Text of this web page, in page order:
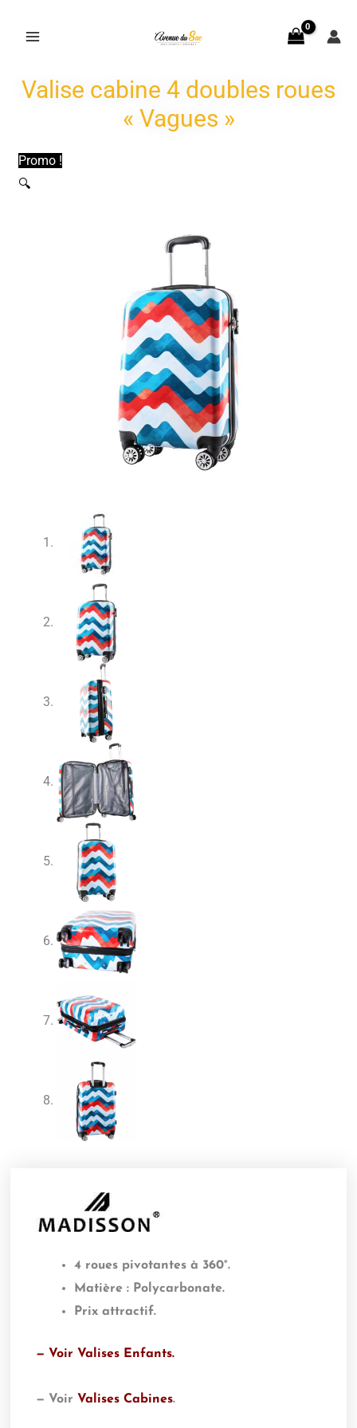
Valise cabine 4 doubles roues
« Vagues »
Promo !
🔍
4 roues pivotantes à 360°.
Matière : Polycarbonate.
Prix attractif.
— Voir Valises Enfants.
— Voir Valises Cabines.